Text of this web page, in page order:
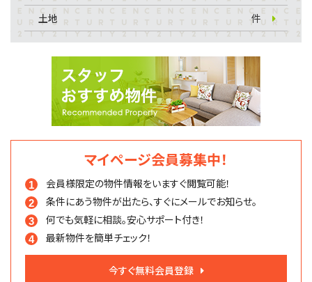
土地
件
マイページ会員募集中！
会員様限定の物件情報をいますぐ閲覧可能！
条件にあう物件が出たら、すぐにメールでお知らせ。
何でも気軽に相談。安心サポート付き！
最新物件を簡単チェック！
今すぐ無料会員登録